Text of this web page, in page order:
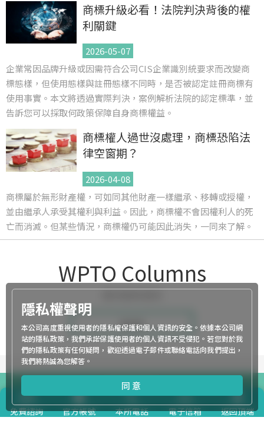
商標升級必看！法院判決背後的權
利關鍵
2026-05-07
企業常因品牌升級或因需符合公司CIS企業識別統要求而改變商
標態樣，但使用態樣與註冊態樣不同時，是否被認定註冊商標有
使用事實。本文將透過實際判決，案例解析法院的認定標準，並
告訴您可以採取何政策保障自身商標權益。
商標權人過世沒處理，商標恐陷法
律空窗期？
2026-04-08
商標屬於無形財產權，可如同其他財產一樣繼承、移轉或授權，
並由繼承人承受其權利與利益。因此，商標權不會因權利人的死
亡而消滅。但某些情況，商標權仍可能因此消失，一同來了解。
WPTO Columns
more
案例分享
免費諮詢 官方帳號 本所電話 電子信箱 返回頂端
隱私權聲明
本公司高度重視使用者的隱私權保護和個人資訊的安全。依據本公司網
站的隱私政策，我們承諾保護使用者的個人資訊不受侵犯。若您對於我
們的隱私政策有任何疑問，歡迎透過電子郵件或聯絡電話向我們提出，
我們將熱誠為您解答。
同意